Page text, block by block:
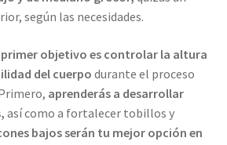
según las necesidades.
objetivo es controlar la altura
del cuerpo durante el proceso
aprenderás a desarrollar
así como a fortalecer tobillos y
bajos serán tu mejor opción en